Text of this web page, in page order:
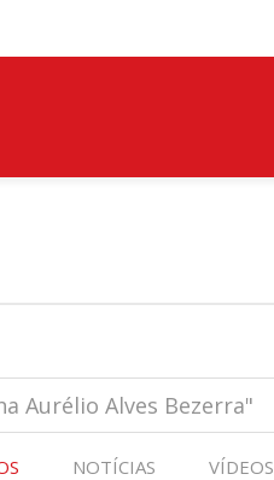
NOTÍCIAS VÍDEOS